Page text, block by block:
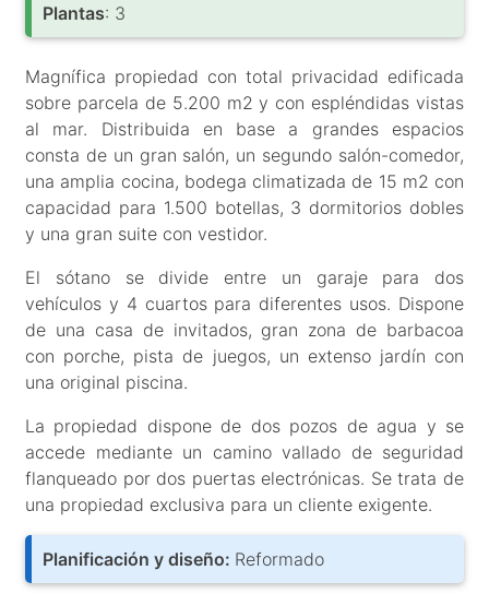
Plantas: 3
Magnífica propiedad con total privacidad edificada
sobre parcela de 5.200 m2 y con espléndidas vistas
al mar. Distribuida en base a grandes espacios
consta de un gran salón, un segundo salón-comedor,
una amplia cocina, bodega climatizada de 15 m2 con
capacidad para 1.500 botellas, 3 dormitorios dobles
y una gran suite con vestidor.
El sótano se divide entre un garaje para dos
vehículos y 4 cuartos para diferentes usos. Dispone
de una casa de invitados, gran zona de barbacoa
con porche, pista de juegos, un extenso jardín con
una original piscina.
La propiedad dispone de dos pozos de agua y se
accede mediante un camino vallado de seguridad
flanqueado por dos puertas electrónicas. Se trata de
una propiedad exclusiva para un cliente exigente.
Planificación y diseño: Reformado